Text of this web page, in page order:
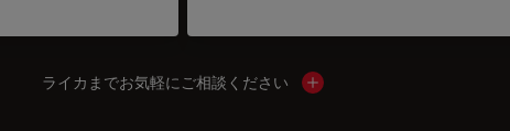
ライカまでお気軽にご相談ください Show local contacts